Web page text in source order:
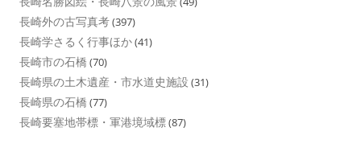
長崎外の古写真考(397)
長崎学さるく行事ほか(41)
長崎市の石橋 (70)
長崎県の土木遺産・市水道史施設 (31)
長崎県の石橋 (77)
長崎要塞地帯標・軍港境域標(87)